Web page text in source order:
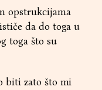
opstrukcijama
da do toga u
toga što su
biti zato što mi